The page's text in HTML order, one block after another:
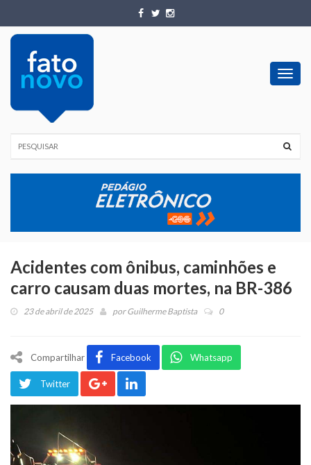
Acidentes com ônibus, caminhões e
carro causam duas mortes, na BR-386
23 de abril de 2025 porGuilherme Baptista 0
Compartilhar Facebook Whatsapp
Twitter